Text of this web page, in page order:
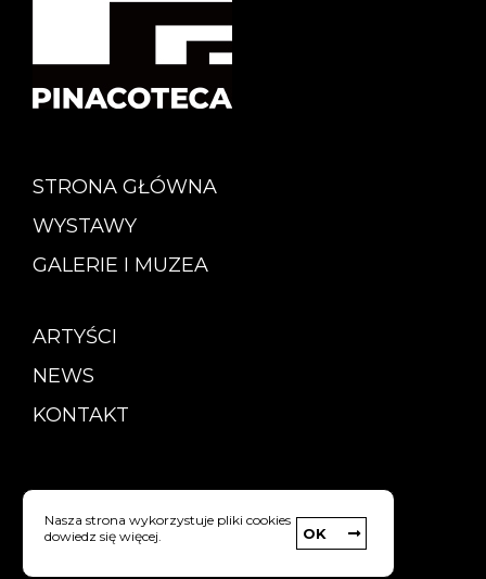
STRONA GŁÓWNA
WYSTAWY
GALERIE I MUZEA
ARTYŚCI
NEWS
KONTAKT
Copyright © Pinacoteca
Polityka prywatności
Nasza strona wykorzystuje pliki cookies
dowiedz się więcej.
OK